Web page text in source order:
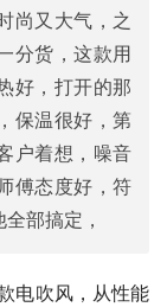
尚又大气，之
分货，这款用
好，打开的那
保温很好，第
户着想，噪音
傅态度好，符
部搞定，
电吹风，从性能